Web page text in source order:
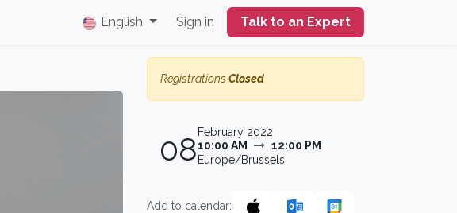
English Sign in Talk to an Expert
Registrations Closed
08 February 2022
10:00 AM
12:00 PM
Europe/Brussels
Add to calendar: